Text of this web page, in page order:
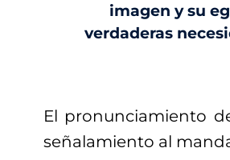
imagen y su
verdaderas
El pronunciamiento
señalamiento al